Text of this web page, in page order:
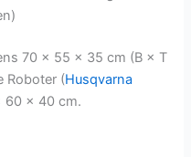
70 × 55 × 35 cm (B × T
Roboter (Husqvarna
60 × 40 cm.